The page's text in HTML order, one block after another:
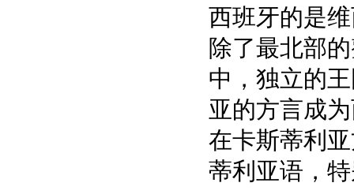
西班牙的是
除了最北部
中，独立的
亚的方言成
在卡斯蒂利
蒂利亚语，